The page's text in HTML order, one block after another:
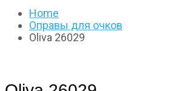
Home
Оправы для очков
Oliva 26029